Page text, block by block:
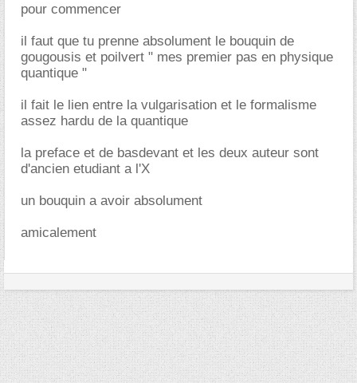
pour commencer
il faut que tu prenne absolument le bouquin de
gougousis et poilvert " mes premier pas en physique
quantique "
il fait le lien entre la vulgarisation et le formalisme
assez hardu de la quantique
la preface et de basdevant et les deux auteur sont
d'ancien etudiant a l'X
un bouquin a avoir absolument
amicalement